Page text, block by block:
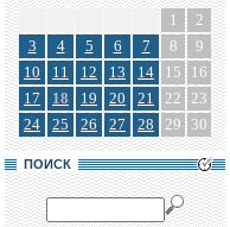
1
2
3
4 5 6 7 8
9
10
11 12 13 14 15
16
17
18 19 20 21 22 23
24
25 26 27 28 29 30
ПОИСК